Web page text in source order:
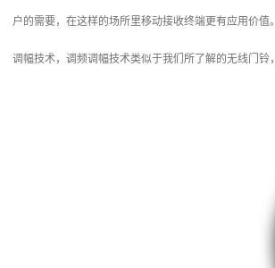
户的需要，在这样的场所里移动接收终端更有应用价
调幅技术，调频调幅技术类似于我们所了解的无线门铃